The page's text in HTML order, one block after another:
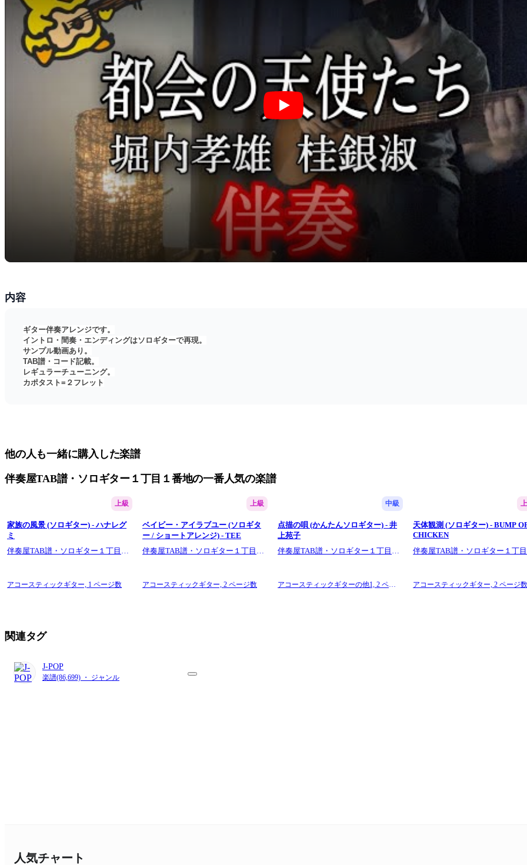
都会の天使たち (ギター伴奏/イントロ・間奏ソロギター) - 堀内孝雄・
内容
ギター伴奏アレンジです。
イントロ・間奏・エンディングはソロギターで再現。
サンプル動画あり。
TAB譜・コード記載。
レギュラーチューニング。
カポタスト=２フレット
他の人も一緒に購入した楽譜
伴奏屋TAB譜・ソロギター１丁目１番地の一番人気の楽譜
上級
家族の風景 (ソロギター) - ハナレグ
ミ
伴奏屋TAB譜・ソロギター１丁目１
アコースティックギター, 1 ページ数
上級
ベイビー・アイラブユー (ソロギタ
ー / ショートアレンジ) - TEE
伴奏屋TAB譜・ソロギター１丁目１
アコースティックギター,2 ページ数
中級
点描の唄 (かんたんソロギター) - 井
上苑子
伴奏屋TAB譜・ソロギター１丁目１
アコースティックギターの他1,2 ペー
天体観測 (ソロギター) - BUMP
CHICKEN
伴奏屋TAB譜・ソロギター１丁
アコースティックギター,2 ページ
関連タグ
J-POP
楽譜(86,699) ・ ジャンル
人気チャート